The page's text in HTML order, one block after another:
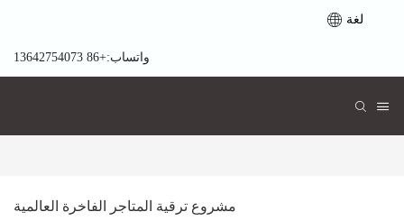
لغة
واتساب:+86 13642754073
مشروع ترقية المتاجر الفاخرة العالمية